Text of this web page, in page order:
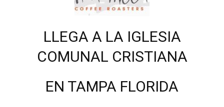
LLEGA A LA IGLESIA
COMUNAL CRISTIANA
EN TAMPA FLORIDA